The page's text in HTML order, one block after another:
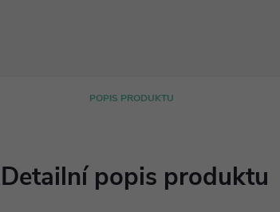
POPIS PRODUKTU
Detailní popis produktu